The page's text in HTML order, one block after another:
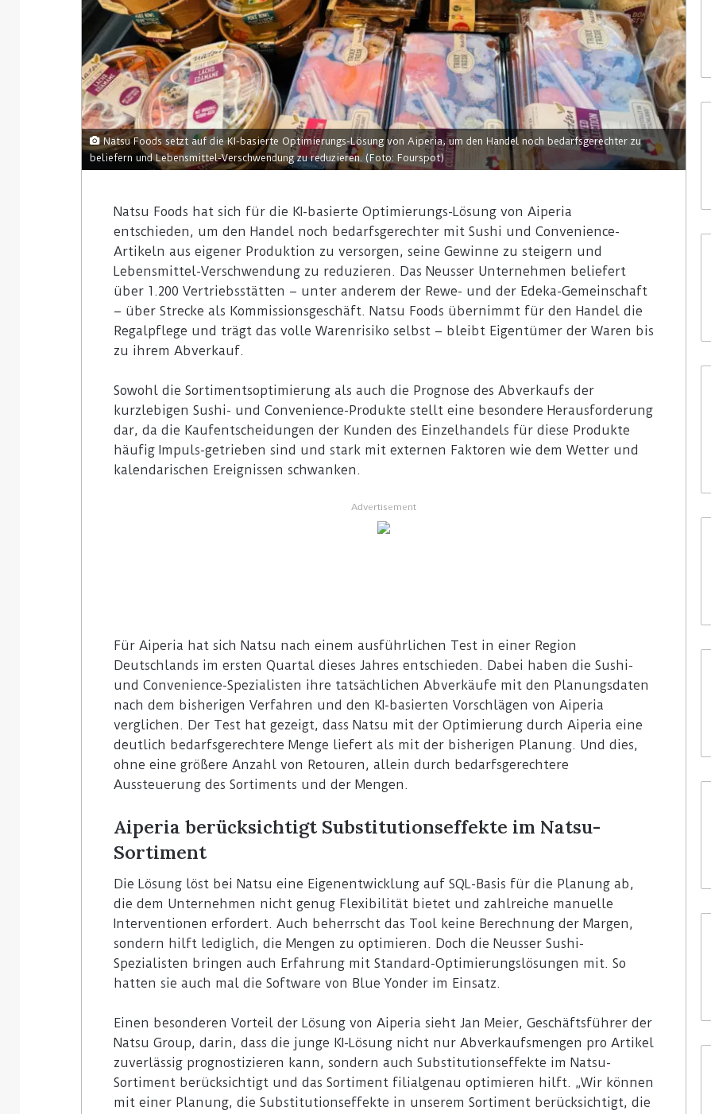
Natsu Foods setzt auf die KI-basierte Optimierungs-Lösung von Aiperia, um den Handel noch bedarfsgerechter zu
beliefern und Lebensmittel-Verschwendung zu reduzieren. (Foto: Fourspot)
Natsu Foods hat sich für die KI-basierte Optimierungs-Lösung von Aiperia
entschieden, um den Handel noch bedarfsgerechter mit Sushi und Convenience-
Artikeln aus eigener Produktion zu versorgen, seine Gewinne zu steigern und
Lebensmittel-Verschwendung zu reduzieren. Das Neusser Unternehmen beliefert
über 1.200 Vertriebsstätten – unter anderem der Rewe- und der Edeka-Gemeinschaft
– über Strecke als Kommissionsgeschäft. Natsu Foods übernimmt für den Handel die
Regalpflege und trägt das volle Warenrisiko selbst – bleibt Eigentümer der Waren bis
zu ihrem Abverkauf.
Sowohl die Sortimentsoptimierung als auch die Prognose des Abverkaufs der
kurzlebigen Sushi- und Convenience-Produkte stellt eine besondere Herausforderung
dar, da die Kaufentscheidungen der Kunden des Einzelhandels für diese Produkte
häufig Impuls-getrieben sind und stark mit externen Faktoren wie dem Wetter und
kalendarischen Ereignissen schwanken.
Advertisement
Für Aiperia hat sich Natsu nach einem ausführlichen Test in einer Region
Deutschlands im ersten Quartal dieses Jahres entschieden. Dabei haben die Sushi-
und Convenience-Spezialisten ihre tatsächlichen Abverkäufe mit den Planungsdaten
nach dem bisherigen Verfahren und den KI-basierten Vorschlägen von Aiperia
verglichen. Der Test hat gezeigt, dass Natsu mit der Optimierung durch Aiperia eine
deutlich bedarfsgerechtere Menge liefert als mit der bisherigen Planung. Und dies,
ohne eine größere Anzahl von Retouren, allein durch bedarfsgerechtere
Aussteuerung des Sortiments und der Mengen.
Aiperia berücksichtigt Substitutionseffekte im Natsu-
Sortiment
Die Lösung löst bei Natsu eine Eigenentwicklung auf SQL-Basis für die Planung ab,
die dem Unternehmen nicht genug Flexibilität bietet und zahlreiche manuelle
Interventionen erfordert. Auch beherrscht das Tool keine Berechnung der Margen,
sondern hilft lediglich, die Mengen zu optimieren. Doch die Neusser Sushi-
Spezialisten bringen auch Erfahrung mit Standard-Optimierungslösungen mit. So
hatten sie auch mal die Software von Blue Yonder im Einsatz.
Einen besonderen Vorteil der Lösung von Aiperia sieht Jan Meier, Geschäftsführer der
Natsu Group, darin, dass die junge KI-Lösung nicht nur Abverkaufsmengen pro Artikel
zuverlässig prognostizieren kann, sondern auch Substitutionseffekte im Natsu-
Sortiment berücksichtigt und das Sortiment filialgenau optimieren hilft. „Wir können
mit einer Planung, die Substitutionseffekte in unserem Sortiment berücksichtigt, die